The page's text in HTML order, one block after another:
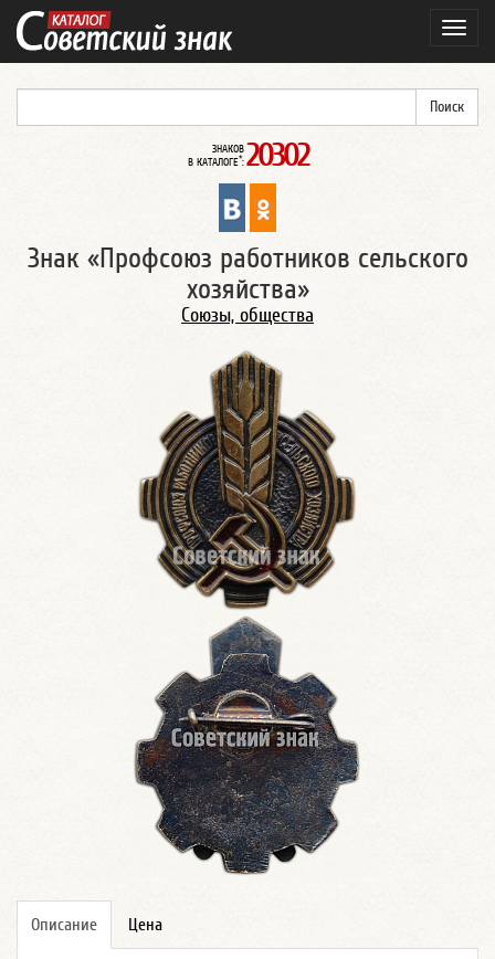
ЗНАКОВ
В КАТАЛОГЕ*: 20302
Знак «Профсоюз работников сельского
хозяйства»
Союзы, общества
Описание Цена